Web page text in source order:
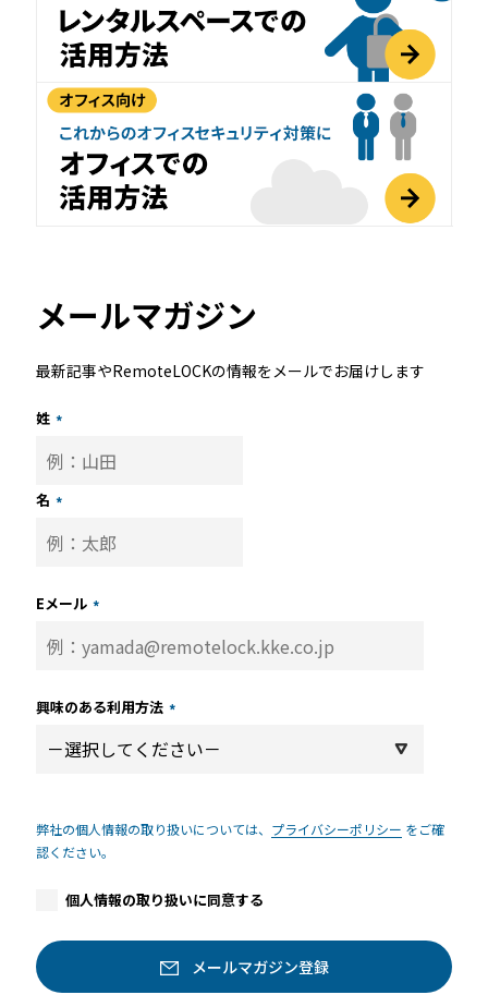
メールマガジン
最新記事やRemoteLOCKの情報をメールでお届けします
姓 *
名 *
Eメール *
興味のある利用方法 *
弊社の個人情報の取り扱いについては、 プライバシーポリシー をご確
認ください。
個人情報の取り扱いに同意する